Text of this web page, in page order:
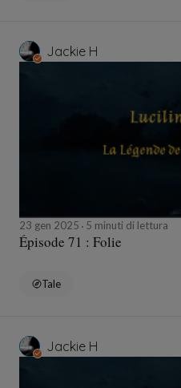
Jackie H
23 gen 2025 5 minuti di lettura
Épisode 71 : Folie
Tale
Jackie H